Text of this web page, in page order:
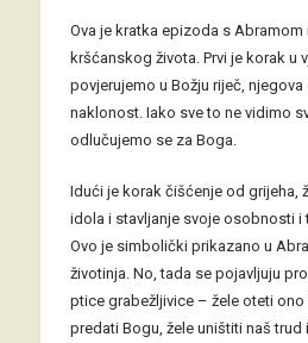
Ova je kratka epizoda s
kršćanskog života. Prvi je korak u
povjerujemo u Božju riječ,
naklonost. Iako sve to ne vidimo
odlučujemo se za Boga.
Idući je korak čišćenje od grijeha,
idola i stavljanje svoje osobnosti i
Ovo je simbolički prikazano u
životinja. No, tada se pojavljuju
ptice grabežljivice – žele oteti
predati Bogu, žele uništiti naš